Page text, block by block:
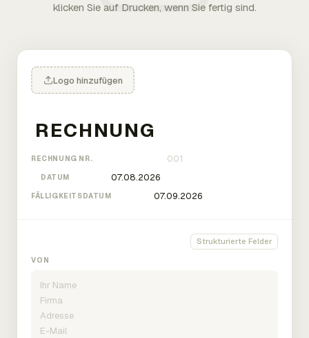
klicken Sie auf Drucken, wenn Sie fertig sind.
Logo hinzufügen
RECHNUNG NR.
DATUM
FÄLLIGKEITSDATUM
Strukturierte Felder
VON